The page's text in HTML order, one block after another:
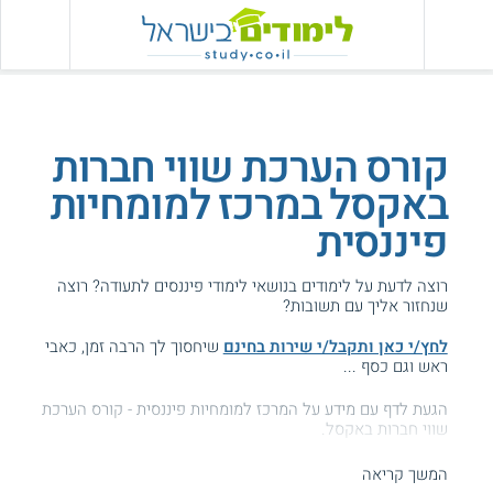
קורס הערכת שווי חברות
באקסל במרכז למומחיות
פיננסית
רוצה לדעת על לימודים בנושאי לימודי פיננסים לתעודה? רוצה
שנחזור אליך עם תשובות?
לחץ/י כאן ותקבל/י שירות בחינם שיחסוך לך הרבה זמן, כאבי
ראש וגם כסף ...
הגעת לדף עם מידע על המרכז למומחיות פיננסית - קורס הערכת
שווי חברות באקסל.
המידע באתר הועיל ל87% מהגולשים.המשך קריאה